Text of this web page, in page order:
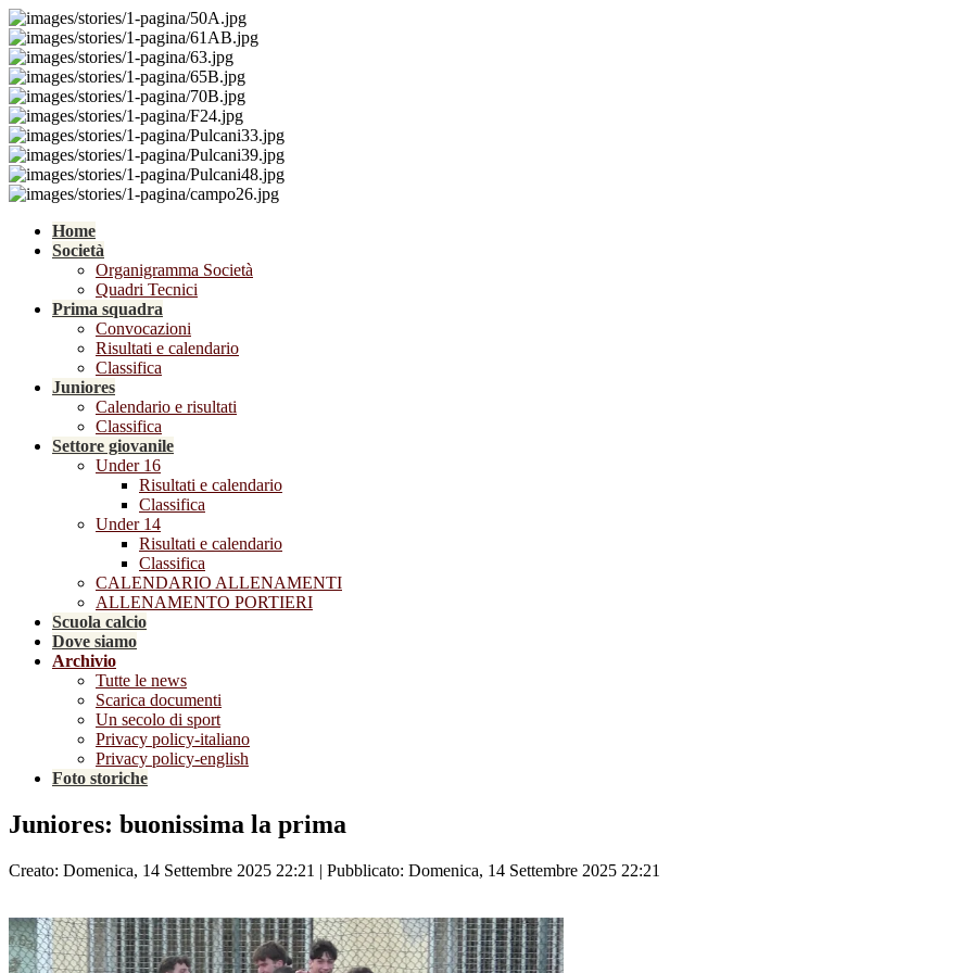
Home
Società
Organigramma Società
Quadri Tecnici
Prima squadra
Convocazioni
Risultati e calendario
Classifica
Juniores
Calendario e risultati
Classifica
Settore giovanile
Under 16
Risultati e calendario
Classifica
Under 14
Risultati e calendario
Classifica
CALENDARIO ALLENAMENTI
ALLENAMENTO PORTIERI
Scuola calcio
Dove siamo
Archivio
Tutte le news
Scarica documenti
Un secolo di sport
Privacy policy-italiano
Privacy policy-english
Foto storiche
Juniores: buonissima la prima
Creato: Domenica, 14 Settembre 2025 22:21 | Pubblicato: Domenica, 14 Settembre 2025 22:21